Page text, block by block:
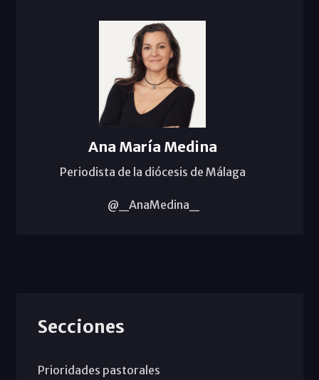
Ana María Medina
Periodista de la diócesis de Málaga
@_AnaMedina_
Secciones
Prioridades pastorales